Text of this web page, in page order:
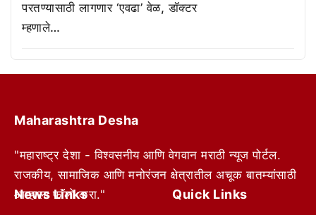
परतण्यासाठी लागणार ‘एवढा’ वेळ, डॉक्टर
म्हणाले…
Maharashtra Desha
"महाराष्ट्र देशा - विश्वसनीय आणि वेगवान मराठी न्यूज पोर्टल.
राजकीय, सामाजिक आणि मनोरंजन क्षेत्रातील अचूक बातम्यांसाठी
आम्हाला फॉलो करा."
News Links Quick Links